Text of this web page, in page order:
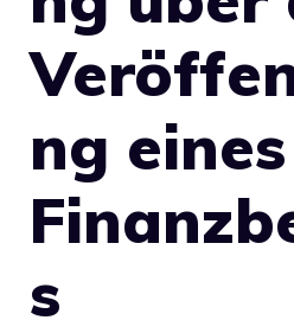
ng eines
s